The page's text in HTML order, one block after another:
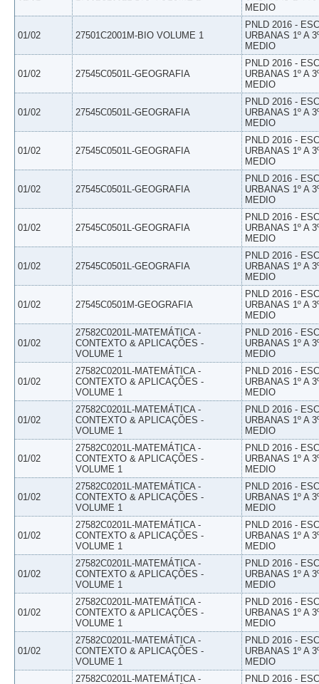
MEDIO
01/02 27501C2001M-BIO VOLUME 1
PNLD 2016 -
URBANAS 1º A
MEDIO
01/02 27545C0501L-GEOGRAFIA
PNLD 2016 -
URBANAS 1º A
MEDIO
01/02 27545C0501L-GEOGRAFIA
PNLD 2016 -
URBANAS 1º A
MEDIO
01/02 27545C0501L-GEOGRAFIA
PNLD 2016 -
URBANAS 1º A
MEDIO
01/02 27545C0501L-GEOGRAFIA
PNLD 2016 -
URBANAS 1º A
MEDIO
01/02 27545C0501L-GEOGRAFIA
PNLD 2016 -
URBANAS 1º A
MEDIO
01/02 27545C0501L-GEOGRAFIA
PNLD 2016 -
URBANAS 1º A
MEDIO
01/02 27545C0501M-GEOGRAFIA
PNLD 2016 -
URBANAS 1º A
MEDIO
01/02
27582C0201L-MATEMÁTICA -
CONTEXTO & APLICAÇÕES -
VOLUME 1
PNLD 2016 -
URBANAS 1º A
MEDIO
01/02
27582C0201L-MATEMÁTICA -
CONTEXTO & APLICAÇÕES -
VOLUME 1
PNLD 2016 -
URBANAS 1º A
MEDIO
01/02
27582C0201L-MATEMÁTICA -
CONTEXTO & APLICAÇÕES -
VOLUME 1
PNLD 2016 -
URBANAS 1º A
MEDIO
01/02
27582C0201L-MATEMÁTICA -
CONTEXTO & APLICAÇÕES -
VOLUME 1
PNLD 2016 -
URBANAS 1º A
MEDIO
01/02
27582C0201L-MATEMÁTICA -
CONTEXTO & APLICAÇÕES -
VOLUME 1
PNLD 2016 -
URBANAS 1º A
MEDIO
01/02
27582C0201L-MATEMÁTICA -
CONTEXTO & APLICAÇÕES -
VOLUME 1
PNLD 2016 -
URBANAS 1º A
MEDIO
01/02
27582C0201L-MATEMÁTICA -
CONTEXTO & APLICAÇÕES -
VOLUME 1
PNLD 2016 -
URBANAS 1º A
MEDIO
01/02
27582C0201L-MATEMÁTICA -
CONTEXTO & APLICAÇÕES -
VOLUME 1
PNLD 2016 -
URBANAS 1º A
MEDIO
01/02
27582C0201L-MATEMÁTICA -
CONTEXTO & APLICAÇÕES -
VOLUME 1
PNLD 2016 -
URBANAS 1º A
MEDIO
27582C0201L-MATEMÁTICA -
PNLD 2016 -